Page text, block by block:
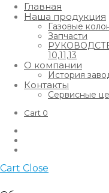
Главная
Наша продукция
Газовые
Запчасти
10,11,13
О компании
История
Контакты
Сервисные
Cart 0
Cart Close